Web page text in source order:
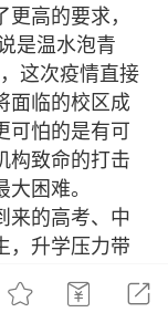
务
自
高的要求，
是温水泡青
这次疫情直接
面临的校区成
可怕的是有可
构致命的打击
困难。
来的高考、中
，升学压力带